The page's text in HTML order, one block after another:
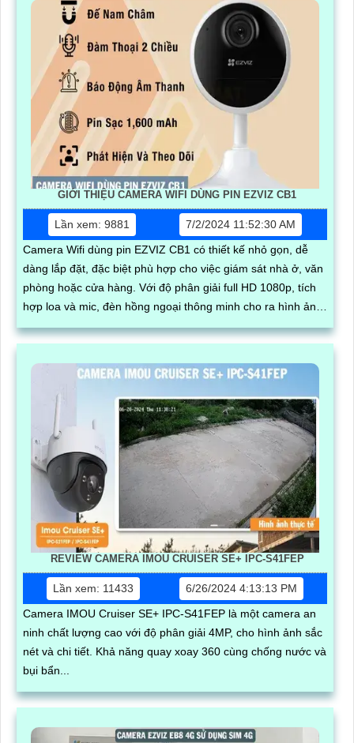
GIỚI THIỆU CAMERA WIFI DÙNG PIN EZVIZ CB1
Lần xem: 9881
7/2/2024 11:52:30 AM
Camera Wifi dùng pin EZVIZ CB1 có thiết kế nhỏ gọn, dễ
dàng lắp đặt, đặc biệt phù hợp cho việc giám sát nhà ở, văn
phòng hoặc cửa hàng. Với độ phân giải full HD 1080p, tích
hợp loa và mic, đèn hồng ngoại thông minh cho ra hình ảnh
chất lượng ban đêm
REVIEW CAMERA IMOU CRUISER SE+ IPC-S41FEP
Lần xem: 11433
6/26/2024 4:13:13 PM
Camera IMOU Cruiser SE+ IPC-S41FEP là một camera an
ninh chất lượng cao với độ phân giải 4MP, cho hình ảnh sắc
nét và chi tiết. Khả năng quay xoay 360 cùng chống nước và
bụi bẩn...